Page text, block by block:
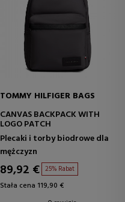
TOMMY HILFIGER BAGS
CANVAS BACKPACK WITH
LOGO PATCH
Plecaki i torby biodrowe dla
mężczyzn
89,92 € 25% Rabat
Stała cena 119,90 €